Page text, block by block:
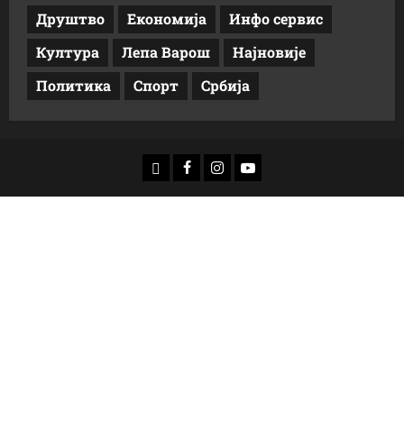
Друштво
Економија
Инфо сервис
Култура
Лепа Варош
Најновије
Политика
Спорт Србија
доwнлоад
Фацебоок
Инстаграм
Yоутубе